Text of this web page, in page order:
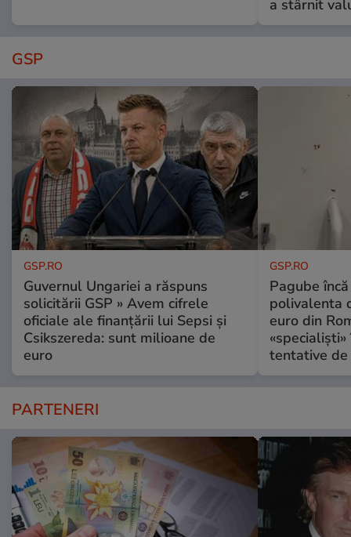
a stârnit
GSP
GSP.RO
Guvernul Ungariei a răspuns
solicitării GSP » Avem cifrele
oficiale ale finanțării lui Sepsi și
Csikszereda: sunt milioane de
euro
GSP.RO
Pagube
polivalenta
euro din
tentative de
PARTENERI